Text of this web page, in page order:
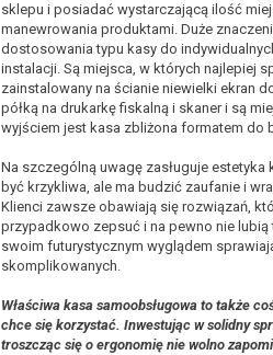
sklepu i posiadać wystarczającą ilość
manewrowania produktami. Duże
dostosowania typu kasy do
instalacji. Są miejsca, w których najlepiej
zainstalowany na ścianie niewielki ekran
półką na drukarkę fiskalną i skaner i są
wyjściem jest kasa zbliżona formatem do
Na szczególną uwagę zasługuje estetyka
być krzykliwa, ale ma budzić zaufanie i
Klienci zawsze obawiają się rozwiązań,
przypadkowo zepsuć i na pewno nie
swoim futurystycznym wyglądem
skomplikowanych.
Właściwa kasa samoobsługowa to także
chce się korzystać. Inwestując w solidny
troszcząc się o ergonomię nie wolno